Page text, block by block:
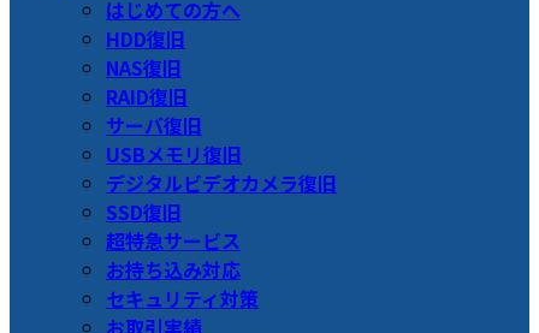
はじめての方へ
HDD復旧
NAS復旧
RAID復旧
サーバ復旧
USBメモリ復旧
デジタルビデオカメラ復旧
SSD復旧
超特急サービス
お持ち込み対応
セキュリティ対策
お取引実績